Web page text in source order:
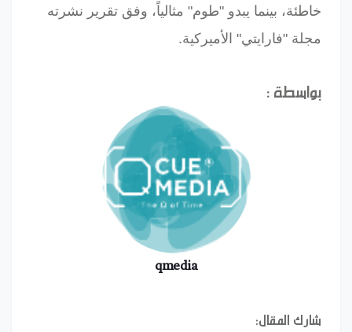
خاطئة، بينما يبدو "طوم" مثالياً، وفق تقرير نشرته
مجلة "فارايتي" الأميركية.
بواسطة :
qmedia
شارك المقال: